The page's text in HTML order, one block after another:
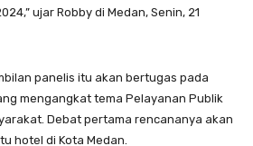
ujar Robby di Medan, Senin, 21
panelis itu akan bertugas pada
mengangkat tema Pelayanan Publik
Debat pertama rencananya akan
hotel di Kota Medan.